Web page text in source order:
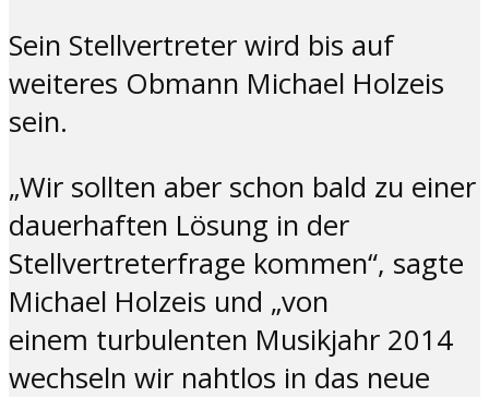
Sein Stellvertreter wird bis auf
weiteres Obmann Michael Holzeis
sein.
„Wir sollten aber schon bald zu einer
dauerhaften Lösung in der
Stellvertreterfrage kommen“, sagte
Michael Holzeis und „von
einem turbulenten Musikjahr 2014
wechseln wir nahtlos in das neue